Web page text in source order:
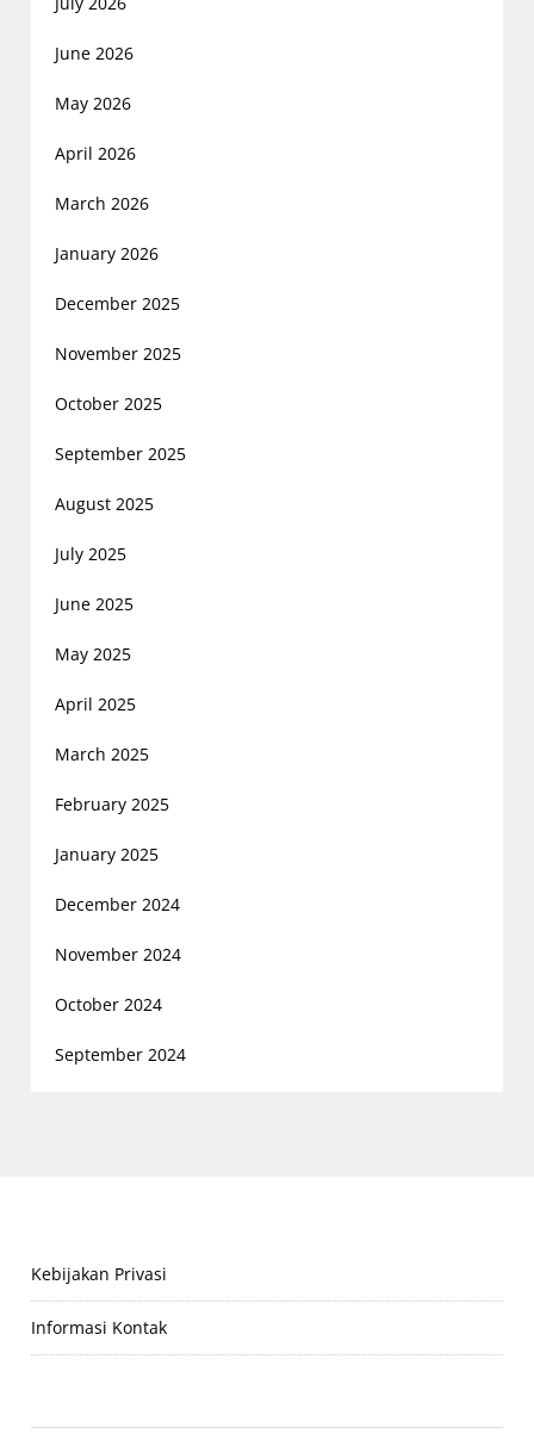
June 2026
May 2026
April 2026
March 2026
January 2026
December 2025
November 2025
October 2025
September 2025
August 2025
July 2025
June 2025
May 2025
April 2025
March 2025
February 2025
January 2025
December 2024
November 2024
October 2024
September 2024
Kebijakan Privasi
Informasi Kontak